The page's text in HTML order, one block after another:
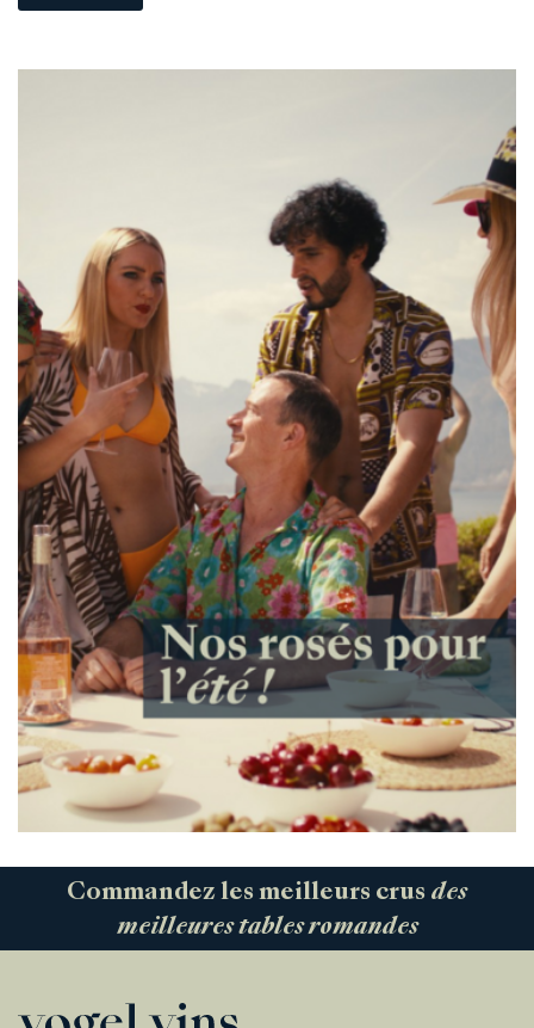
Commandez les meilleurs crus des
meilleures tables romandes